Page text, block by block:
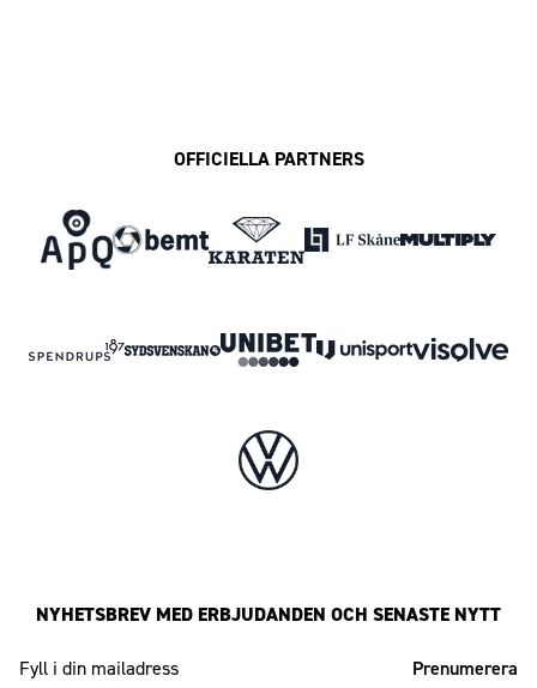
OFFICIELLA PARTNERS
NYHETSBREV MED ERBJUDANDEN OCH SENASTE NYTT